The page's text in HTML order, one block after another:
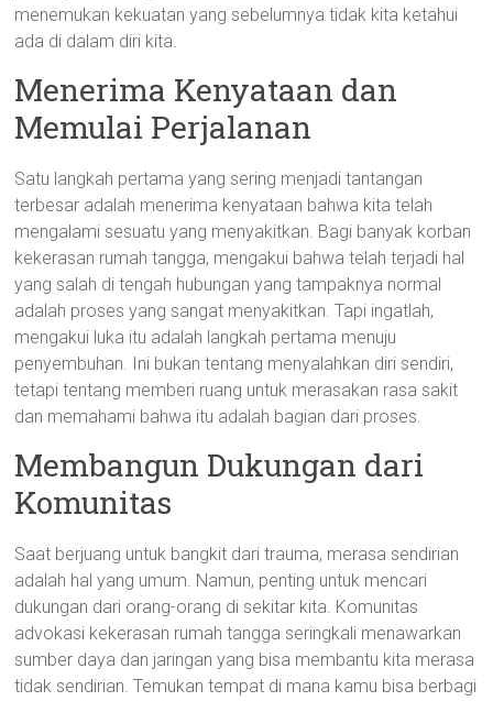
menemukan kekuatan yang sebelumnya tidak kita ketahui
ada di dalam diri kita.
Menerima Kenyataan dan
Memulai Perjalanan
Satu langkah pertama yang sering menjadi tantangan
terbesar adalah menerima kenyataan bahwa kita telah
mengalami sesuatu yang menyakitkan. Bagi banyak korban
kekerasan rumah tangga, mengakui bahwa telah terjadi hal
yang salah di tengah hubungan yang tampaknya normal
adalah proses yang sangat menyakitkan. Tapi ingatlah,
mengakui luka itu adalah langkah pertama menuju
penyembuhan. Ini bukan tentang menyalahkan diri sendiri,
tetapi tentang memberi ruang untuk merasakan rasa sakit
dan memahami bahwa itu adalah bagian dari proses.
Membangun Dukungan dari
Komunitas
Saat berjuang untuk bangkit dari trauma, merasa sendirian
adalah hal yang umum. Namun, penting untuk mencari
dukungan dari orang-orang di sekitar kita. Komunitas
advokasi kekerasan rumah tangga seringkali menawarkan
sumber daya dan jaringan yang bisa membantu kita merasa
tidak sendirian. Temukan tempat di mana kamu bisa berbagi